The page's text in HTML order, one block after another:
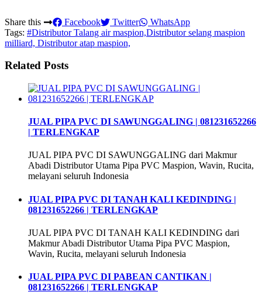
Share this Facebook Twitter
WhatsApp
Tags: #Distributor Talang air maspion,Distributor selang maspion
milliard, Distributor atap maspion,
Related Posts
JUAL PIPA PVC DI SAWUNGGALING | 081231652266
| TERLENGKAP
JUAL PIPA PVC DI SAWUNGGALING dari Makmur
Abadi Distributor Utama Pipa PVC Maspion, Wavin, Rucita,
melayani seluruh Indonesia
JUAL PIPA PVC DI TANAH KALI KEDINDING |
081231652266 | TERLENGKAP
JUAL PIPA PVC DI TANAH KALI KEDINDING dari
Makmur Abadi Distributor Utama Pipa PVC Maspion,
Wavin, Rucita, melayani seluruh Indonesia
JUAL PIPA PVC DI PABEAN CANTIKAN |
081231652266 | TERLENGKAP